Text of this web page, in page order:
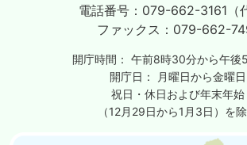
電話番号： 079-662-3161（
ファックス： 079-662-
開庁時間： 午前8時30分から午後
開庁日：
月曜日から金曜日
祝日・休日および年末年始
（12月29日から1月3日）を除